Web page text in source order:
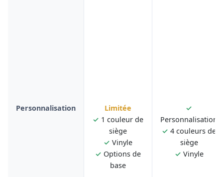
Personnalisation
Limitée
✓ 1 couleur de
siège
✓ Vinyle
✓ Options de
base
✓
Personnalisation
✓ 4 couleurs de
siège
✓ Vinyle